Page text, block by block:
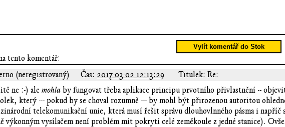
Vylít komentář do Stok
tento komentář:
(neregistrovaný)
Čas: 2017-03-02 12:13:29
Titulek: Re:
ne :-) ale mohla by fungovat třeba aplikace principu prvotního přivlastnění --
který --- pokud by se choval rozumně --- by mohl být přirozenou autoritou
telekomunikační unie, která musí řešit správu dlouhovlnného pásma i
výkonným vysílačem není problém mít pokrytí celé zeměkoule z jedné stanice).